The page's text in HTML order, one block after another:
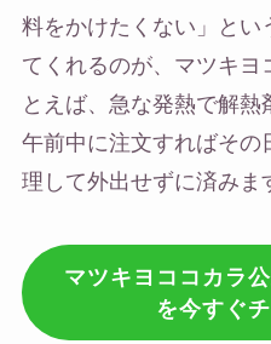
料をかけたくない」とい
てくれるのが、マツキヨ
とえば、急な発熱で解熱
午前中に注文すればその
理して外出せずに済みま
マツキヨココカラ
を今すぐ